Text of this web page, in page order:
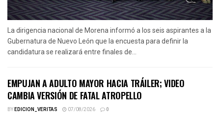
La dirigencia nacional de Morena informó a los seis aspirantes a la
Gubernatura de Nuevo León que la encuesta para definir la
candidatura se realizará entre finales de...
EMPUJAN A ADULTO MAYOR HACIA TRÁILER; VIDEO
CAMBIA VERSIÓN DE FATAL ATROPELLO
BYEDICION_VERITAS 07/08/2026 0